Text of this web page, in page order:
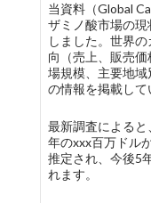
当資料（Global
ザミノ酸市場の
しました。世界
向（売上、販売
場規模、主要地
の情報を掲載して
最新調査による
年のxxx百万ドル
推定され、今後5
れます。